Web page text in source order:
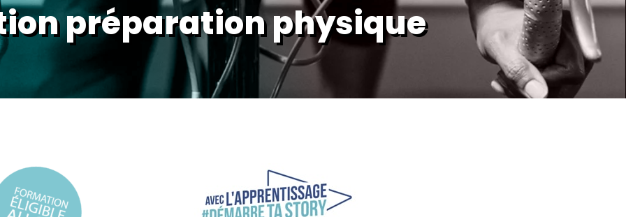
préparation physique